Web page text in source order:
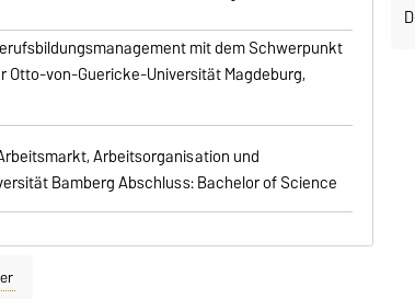
mit dem Schwerpunkt
von-Guericke-Universität Magdeburg,
Arbeitsorganisation und
Bamberg Abschluss: Bachelor of Science